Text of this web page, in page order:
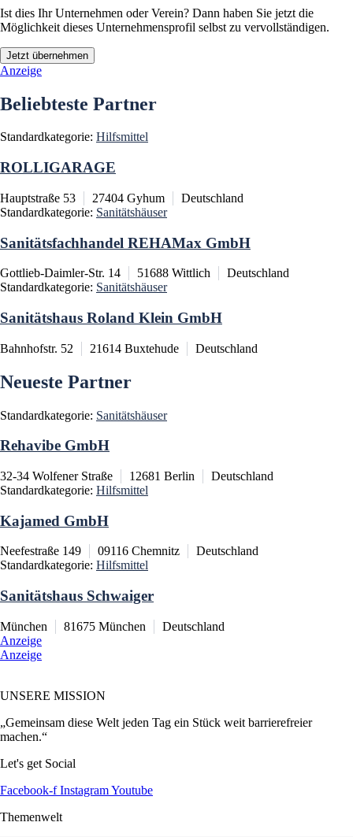
Ist dies Ihr Unternehmen oder Verein? Dann haben Sie jetzt die
Möglichkeit dieses Unternehmensprofil selbst zu vervollständigen.
Jetzt übernehmen
Anzeige
Beliebteste Partner
Standardkategorie: Hilfsmittel
ROLLIGARAGE
Hauptstraße 53 27404 Gyhum
Deutschland
Standardkategorie: Sanitätshäuser
Sanitätsfachhandel REHAMax GmbH
Gottlieb-Daimler-Str. 14 51688 Wittlich
Deutschland
Standardkategorie: Sanitätshäuser
Sanitätshaus Roland Klein GmbH
Bahnhofstr. 52 21614 Buxtehude Deutschland
Neueste Partner
Standardkategorie: Sanitätshäuser
Rehavibe GmbH
32-34 Wolfener Straße 12681 Berlin
Deutschland
Standardkategorie: Hilfsmittel
Kajamed GmbH
Neefestraße 149 09116 Chemnitz
Deutschland
Standardkategorie: Hilfsmittel
Sanitätshaus Schwaiger
München 81675 München
Deutschland
Anzeige
Anzeige
UNSERE MISSION
„Gemeinsam diese Welt jeden Tag ein Stück weit barrierefreier
machen.“
Let's get Social
Facebook-f InstagramYoutube
Themenwelt